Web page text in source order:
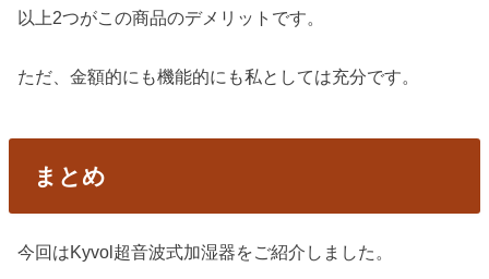
以上2つがこの商品のデメリットです。
ただ、金額的にも機能的にも私としては充分です。
まとめ
今回はKyvol超音波式加湿器をご紹介しました。